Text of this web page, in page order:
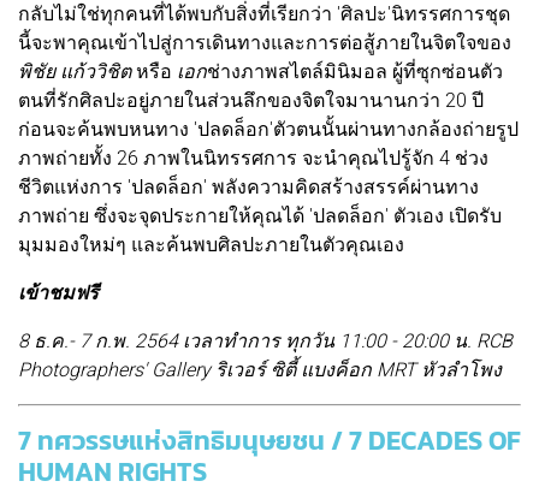
กลับไม่ใช่ทุกคนที่ได้พบกับสิ่งที่เรียกว่า 'ศิลปะ'นิทรรศการชุด
นี้จะพาคุณเข้าไปสู่การเดินทางและการต่อสู้ภายในจิตใจของ
พิชัย แก้ววิชิตหรือ เอกช่างภาพสไตล์มินิมอล ผู้ที่ซุกซ่อนตัว
ตนที่รักศิลปะอยู่ภายในส่วนลึกของจิตใจมานานกว่า 20 ปี
ก่อนจะค้นพบหนทาง 'ปลดล็อก'ตัวตนนั้นผ่านทางกล้องถ่ายรูป
ภาพถ่ายทั้ง 26 ภาพในนิทรรศการ จะนำคุณไปรู้จัก 4 ช่วง
ชีวิตแห่งการ 'ปลดล็อก' พลังความคิดสร้างสรรค์ผ่านทาง
ภาพถ่าย ซึ่งจะจุดประกายให้คุณได้ 'ปลดล็อก' ตัวเอง เปิดรับ
มุมมองใหม่ๆ และค้นพบศิลปะภายในตัวคุณเอง
เข้าชมฟรี
8 ธ.ค.- 7 ก.พ. 2564 เวลาทำการ ทุกวัน 11:00 - 20:00 น. RCB
Photographers' Gallery ริเวอร์ ซิตี้ แบงค็อก MRT หัวลำโพง
7 ทศวรรษแห่งสิทธิมนุษยชน / 7 DECADES OF
HUMAN RIGHTS